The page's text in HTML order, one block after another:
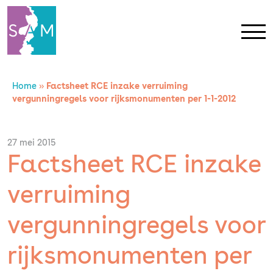
Home
Contact
SAM Limburg
Actueel
Overheid
Home » Factsheet RCE inzake verruiming
vergunningregels voor rijksmonumenten per 1-1-2012
27 mei 2015
Factsheet RCE inzake
verruiming
vergunningregels voor
rijksmonumenten per